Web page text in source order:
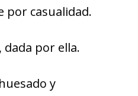
por casualidad.
dada por ella.
y